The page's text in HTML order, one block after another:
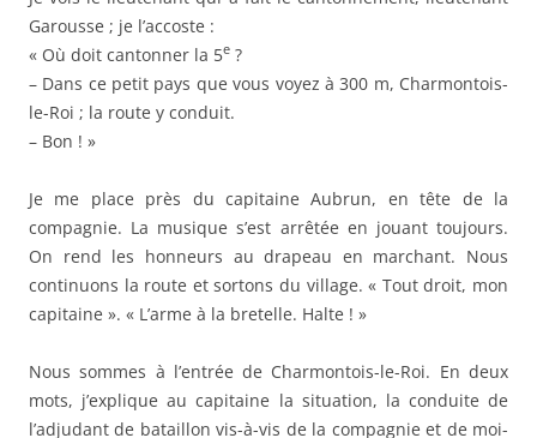
Garousse ; je l’accoste :
« Où doit cantonner la 5e ?
– Dans ce petit pays que vous voyez à 300 m, Charmontois-
le-Roi ; la route y conduit.
– Bon ! »
Je me place près du capitaine Aubrun, en tête de la
compagnie. La musique s’est arrêtée en jouant toujours.
On rend les honneurs au drapeau en marchant. Nous
continuons la route et sortons du village. « Tout droit, mon
capitaine ». « L’arme à la bretelle. Halte ! »
Nous sommes à l’entrée de Charmontois-le-Roi. En deux
mots, j’explique au capitaine la situation, la conduite de
l’adjudant de bataillon vis-à-vis de la compagnie et de moi-